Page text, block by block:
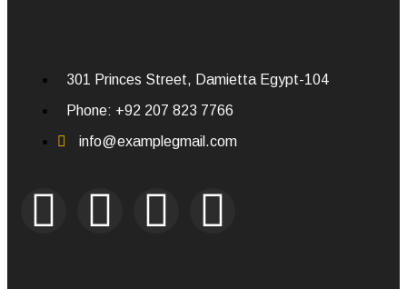
301 Princes Street, Damietta Egypt-104
Phone: +92 207 823 7766
info@examplegmail.com